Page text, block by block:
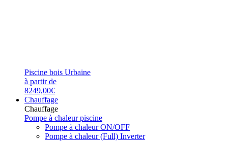
Piscine bois Urbaine
à partir de
8249,00€
Chauffage
Chauffage
Pompe à chaleur piscine
Pompe à chaleur ON/OFF
Pompe à chaleur (Full) Inverter